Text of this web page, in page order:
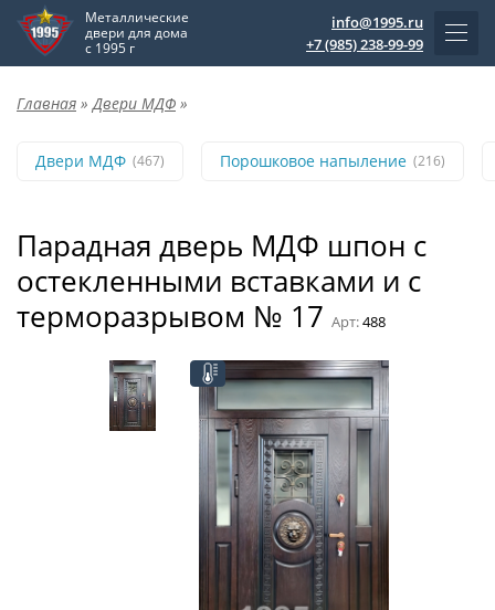
Металлические
двери для дома
с 1995 г
info@1995.ru
+7 (985) 238-99-99
Главная » Двери МДФ »
Двери МДФ (467) Порошковое напыление (216)
Парадная дверь МДФ шпон с
остекленными вставками и с
терморазрывом № 17 Арт:488